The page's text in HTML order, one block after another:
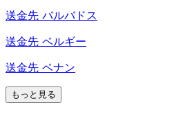
送金先 バルバドス
送金先 ベルギー
送金先 ベナン
もっと見る